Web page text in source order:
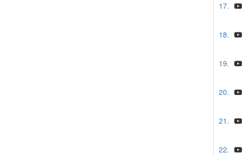
17.
18.
19.
20.
21.
22.